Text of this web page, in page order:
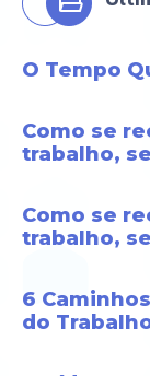
O Tempo
Como se
trabalho,
Como se
trabalho,
6
do